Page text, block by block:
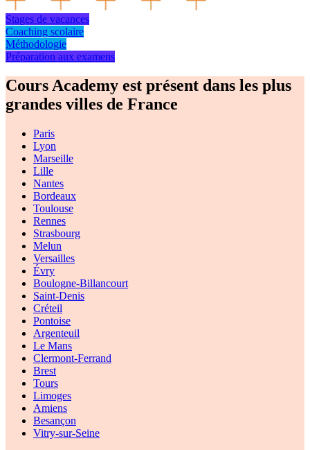
Stages de vacances
Coaching scolaire
Méthodologie
Préparation aux examens
Cours Academy est présent dans les plus
grandes villes de France
Paris
Lyon
Marseille
Lille
Nantes
Bordeaux
Toulouse
Rennes
Strasbourg
Melun
Versailles
Évry
Boulogne-Billancourt
Saint-Denis
Créteil
Pontoise
Argenteuil
Le Mans
Clermont-Ferrand
Brest
Tours
Limoges
Amiens
Besançon
Vitry-sur-Seine